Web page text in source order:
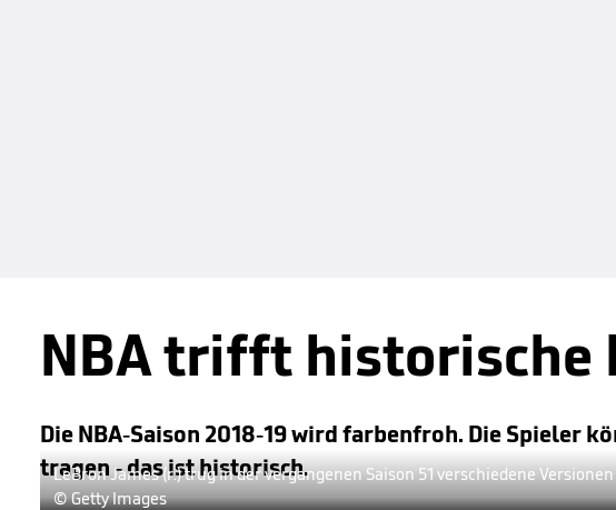
NBA trifft historische
Die NBA-Saison 2018-19 wird farbenfroh. Die Spieler
tragen - das ist historisch.
LeBron James (r.) trug in der vergangenen Saison 51 verschiedene
© Getty Images